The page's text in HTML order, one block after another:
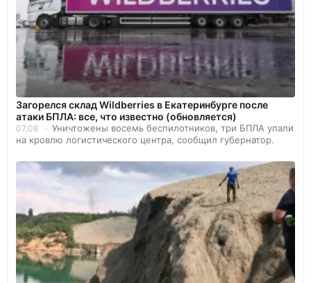
Загорелся склад Wildberries в Екатеринбурге после
атаки БПЛА: все, что известно (обновляется)
07.08
Уничтожены восемь беспилотников, три БПЛА упали
на кровлю логистического центра, сообщил губернатор.